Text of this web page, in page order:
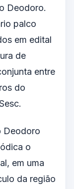
Deodoro.
palco
em edital
de
entre
do
Deodoro
o
em uma
da região